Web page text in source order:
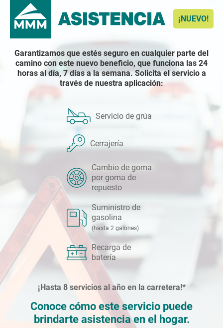
¡NUEVO!
Garantizamos que estés seguro en cualquier parte del
camino con este nuevo beneficio, que funciona las 24
horas al día, 7 días a la semana. Solicita el servicio a
través de nuestra aplicación:
Servicio de grúa
Cerrajería
Cambio de goma
por goma de
repuesto
Suministro de
gasolina
(hasta 2 galones)
Recarga de
batería
¡Hasta 8 servicios al año en la carretera!*
Conoce cómo este servicio puede
brindarte asistencia en el hogar.